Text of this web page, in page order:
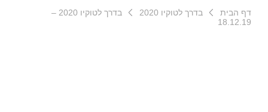
דף הבית בדרך לטוקיו 2020
בדרך לטוקיו 2020 –
18.12.19